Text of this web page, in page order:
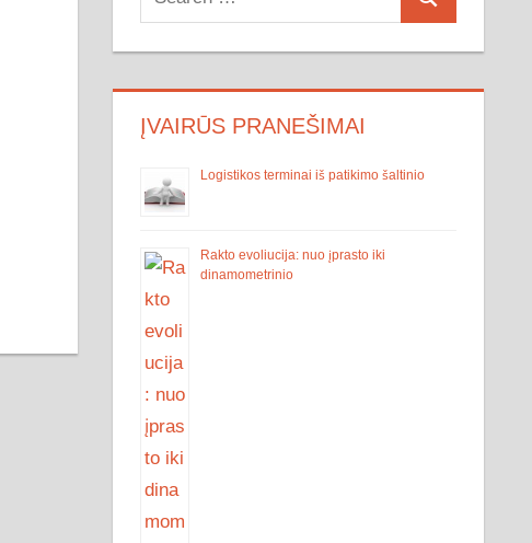
for:
Search
ĮVAIRŪS PRANEŠIMAI
Logistikos terminai iš patikimo šaltinio
Rakto evoliucija: nuo įprasto iki
dinamometrinio